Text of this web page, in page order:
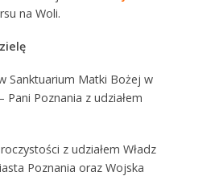
na Woli.
Sanktuarium Matki Bożej w
Pani Poznania z udziałem
z udziałem Władz
Poznania oraz Wojska